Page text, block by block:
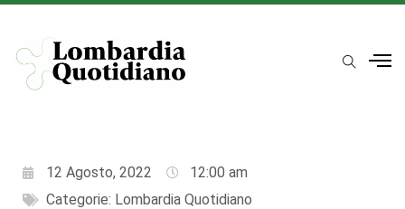
12 Agosto, 2022
12:00 am
Categorie: Lombardia Quotidiano